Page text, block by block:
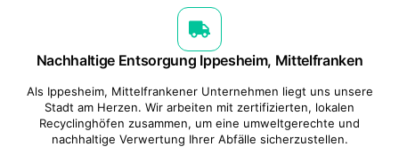
Nachhaltige Entsorgung Ippesheim, Mittelfranken
Als Ippesheim, Mittelfrankener Unternehmen liegt uns unsere
Stadt am Herzen. Wir arbeiten mit zertifizierten, lokalen
Recyclinghöfen zusammen, um eine umweltgerechte und
nachhaltige Verwertung Ihrer Abfälle sicherzustellen.